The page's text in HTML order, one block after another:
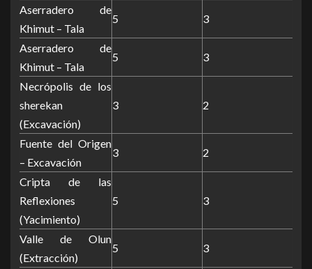
Aserradero de
Khimut – Tala
5 3
Aserradero de
Khimut – Tala
5 3
Necrópolis de los
sherekan
(Excavación)
3 2
Fuente del Origen
– Excavación
3 2
Cripta de las
Reflexiones
(Yacimiento)
5 3
Valle de Olun
(Extracción)
5 3